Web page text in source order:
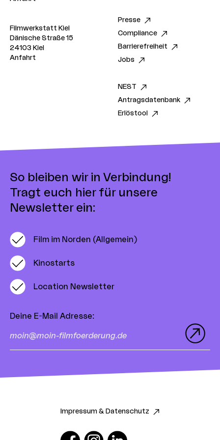
So bleiben wir in Verbindung!
Tragt euch hier für unsere
Newsletter ein:
Film im Norden (Allgemein)
Kinostarts
Location Newsletter
Deine E-Mail Adresse:
Filmwerkstatt Kiel
Dänische Straße 15
24103 Kiel
Anfahrt
Presse
Compliance
Barrierefreiheit
Jobs
NEST
Antragsdatenbank
Erlöstool
Impressum & Datenschutz